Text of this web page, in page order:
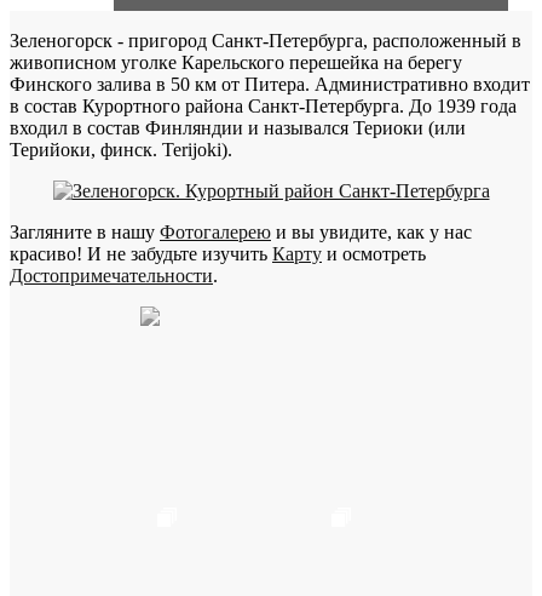
Зеленогорск - пригород Санкт-Петербурга, расположенный в
живописном уголке Карельского перешейка на берегу
Финского залива в 50 км от Питера. Административно входит
в состав Курортного района Санкт-Петербурга. До 1939 года
входил в состав Финляндии и назывался Териоки (или
Терийоки, финск. Terijoki).
Загляните в нашу Фотогалерею и вы увидите, как у нас
красиво! И не забудьте изучить Карту и осмотреть
Достопримечательности.